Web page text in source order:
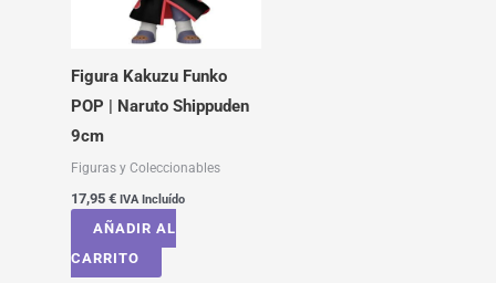
Figura Kakuzu Funko
POP | Naruto Shippuden
9cm
Figuras y Coleccionables
17,95 € IVA Incluído
AÑADIR AL
CARRITO